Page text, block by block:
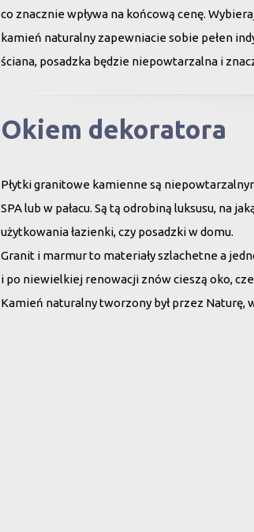
co znacznie wpływa na końcową cenę.
kamień naturalny zapewniacie sobie pełen
ściana, posadzka będzie niepowtarzalna i
Okiem dekoratora
Płytki granitowe kamienne są
SPA lub w pałacu. Są tą odrobiną luksusu, na
użytkowania łazienki, czy posadzki w domu.
Granit i marmur to materiały szlachetne a
i po niewielkiej renowacji znów cieszą oko,
Kamień naturalny tworzony był przez Naturę,